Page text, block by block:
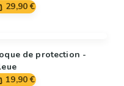
29,90 €
de protection -
19,90 €